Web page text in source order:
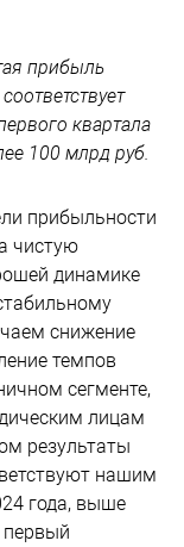
прибыль
квартала
100 млрд руб.
прибыльности
чистую
динамике
снижение
темпов
сегменте,
лицам
результаты
нашим
года, выше
первый